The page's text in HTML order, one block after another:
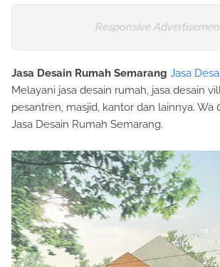
Responsive
Jasa Desain Rumah Semarang Jasa
Melayani jasa desain rumah, jasa desain
pesantren, masjid, kantor dan lainnya. Wa
Jasa Desain Rumah Semarang.